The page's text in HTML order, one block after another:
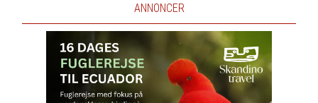
ANNONCER